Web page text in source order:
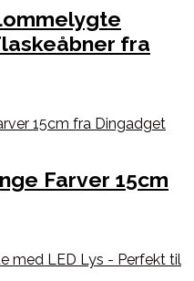
fra
Farver 15cm